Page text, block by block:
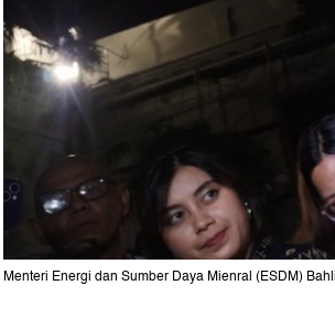
Menteri Energi dan Sumber Daya Mienral (ESDM)